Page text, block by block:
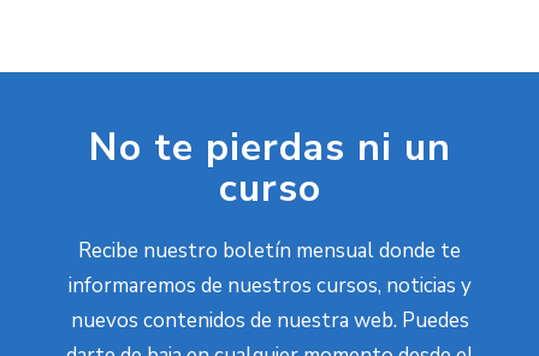
No te pierdas ni un
curso
Recibe nuestro boletín mensual donde te
informaremos de nuestros cursos, noticias y
nuevos contenidos de nuestra web. Puedes